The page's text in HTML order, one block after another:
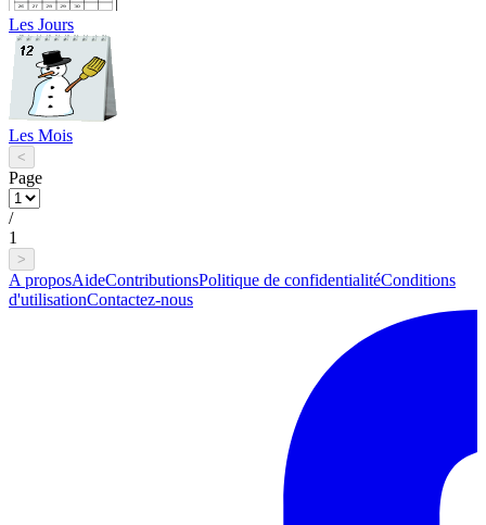
Les Jours
Les Mois
<
Page
/
1
>
A proposAideContributionsPolitique de confidentialitéConditions
d'utilisationContactez-nous